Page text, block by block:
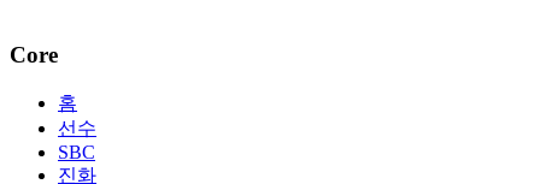
Core
홈
선수
SBC
진화